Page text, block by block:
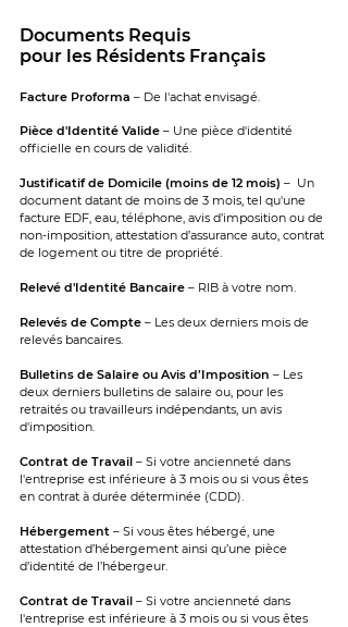
Documents Requis
pour les Résidents Français
Facture Proforma – De l'achat envisagé.
Pièce d'Identité Valide – Une pièce d'identité
officielle en cours de validité.
Justificatif de Domicile (moins de 12 mois) – Un
document datant de moins de 3 mois, tel qu'une
facture EDF, eau, téléphone, avis d’imposition ou de
non-imposition, attestation d’assurance auto, contrat
de logement ou titre de propriété.
Relevé d'Identité Bancaire – RIB à votre nom.
Relevés de Compte – Les deux derniers mois de
relevés bancaires.
Bulletins de Salaire ou Avis d’Imposition – Les
deux derniers bulletins de salaire ou, pour les
retraités ou travailleurs indépendants, un avis
d'imposition.
Contrat de Travail – Si votre ancienneté dans
l'entreprise est inférieure à 3 mois ou si vous êtes
en contrat à durée déterminée (CDD).
Hébergement – Si vous êtes hébergé, une
attestation d’hébergement ainsi qu’une pièce
d’identité de l’hébergeur.
Contrat de Travail – Si votre ancienneté dans
l'entreprise est inférieure à 3 mois ou si vous êtes